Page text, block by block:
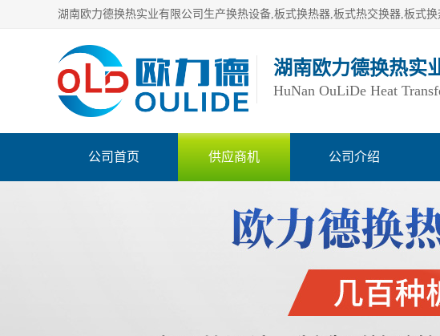
湖南欧力德换热实
HuNan OuLiDe Heat
公司首页 供应商机 公司介绍